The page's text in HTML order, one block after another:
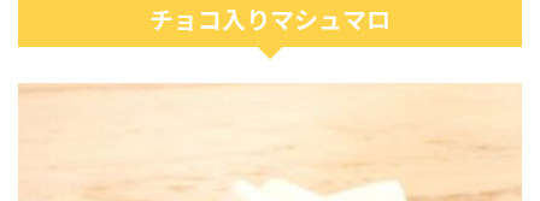
チョコ入りマシュマロ